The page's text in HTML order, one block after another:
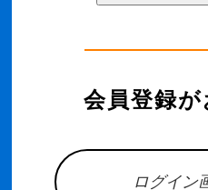
会員登録
ログイ